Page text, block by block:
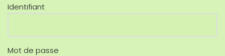
Identifiant
Mot de passe